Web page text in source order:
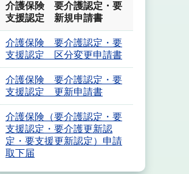
介護保険 要介護認定・要
支援認定 新規申請書
介護保険 要介護認定・要
支援認定 区分変更申請書
介護保険 要介護認定・要
支援認定 更新申請書
介護保険（要介護認定・要
支援認定・要介護更新認
定・要支援更新認定）申請
取下届